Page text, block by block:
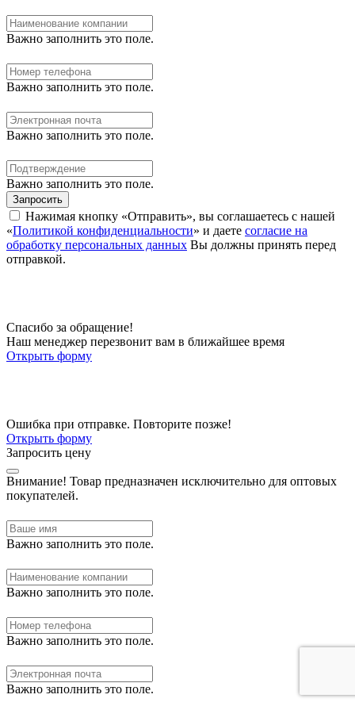
Важно заполнить это поле.
Важно заполнить это поле.
Важно заполнить это поле.
Важно заполнить это поле.
Запросить
Нажимая кнопку «Отправить», вы соглашаетесь с нашей
«Политикой конфиденциальности» и даете согласие на
обработку персональных данных Вы должны принять перед
отправкой.
Спасибо за обращение!
Наш менеджер перезвонит вам в ближайшее время
Открыть форму
Ошибка при отправке. Повторите позже!
Открыть форму
Запросить цену
Внимание! Товар предназначен исключительно для оптовых
покупателей.
Важно заполнить это поле.
Важно заполнить это поле.
Важно заполнить это поле.
Важно заполнить это поле.